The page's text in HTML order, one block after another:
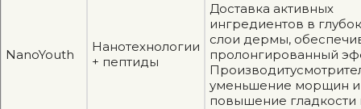
NanoYouth
Нанотехнологии
+ пептиды
Доставка активных
ингредиентов в
слои дермы,
пролонгированный
уменьшение морщин и
повышение гладкости